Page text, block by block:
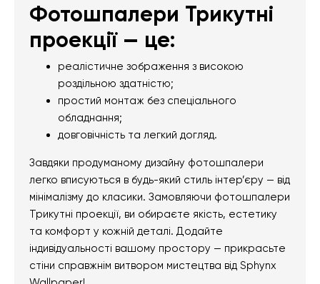
Фотошпалери Трикутні
проекції — це:
реалістичне зображення з високою
роздільною здатністю;
простий монтаж без спеціального
обладнання;
довговічність та легкий догляд.
Завдяки продуманому дизайну фотошпалери
легко вписуються в будь-який стиль інтер’єру — від
мінімалізму до класики. Замовляючи фотошпалери
Трикутні проекції, ви обираєте якість, естетику
та комфорт у кожній деталі. Додайте
індивідуальності вашому простору — прикрасьте
стіни справжнім витвором мистецтва від Sphynx